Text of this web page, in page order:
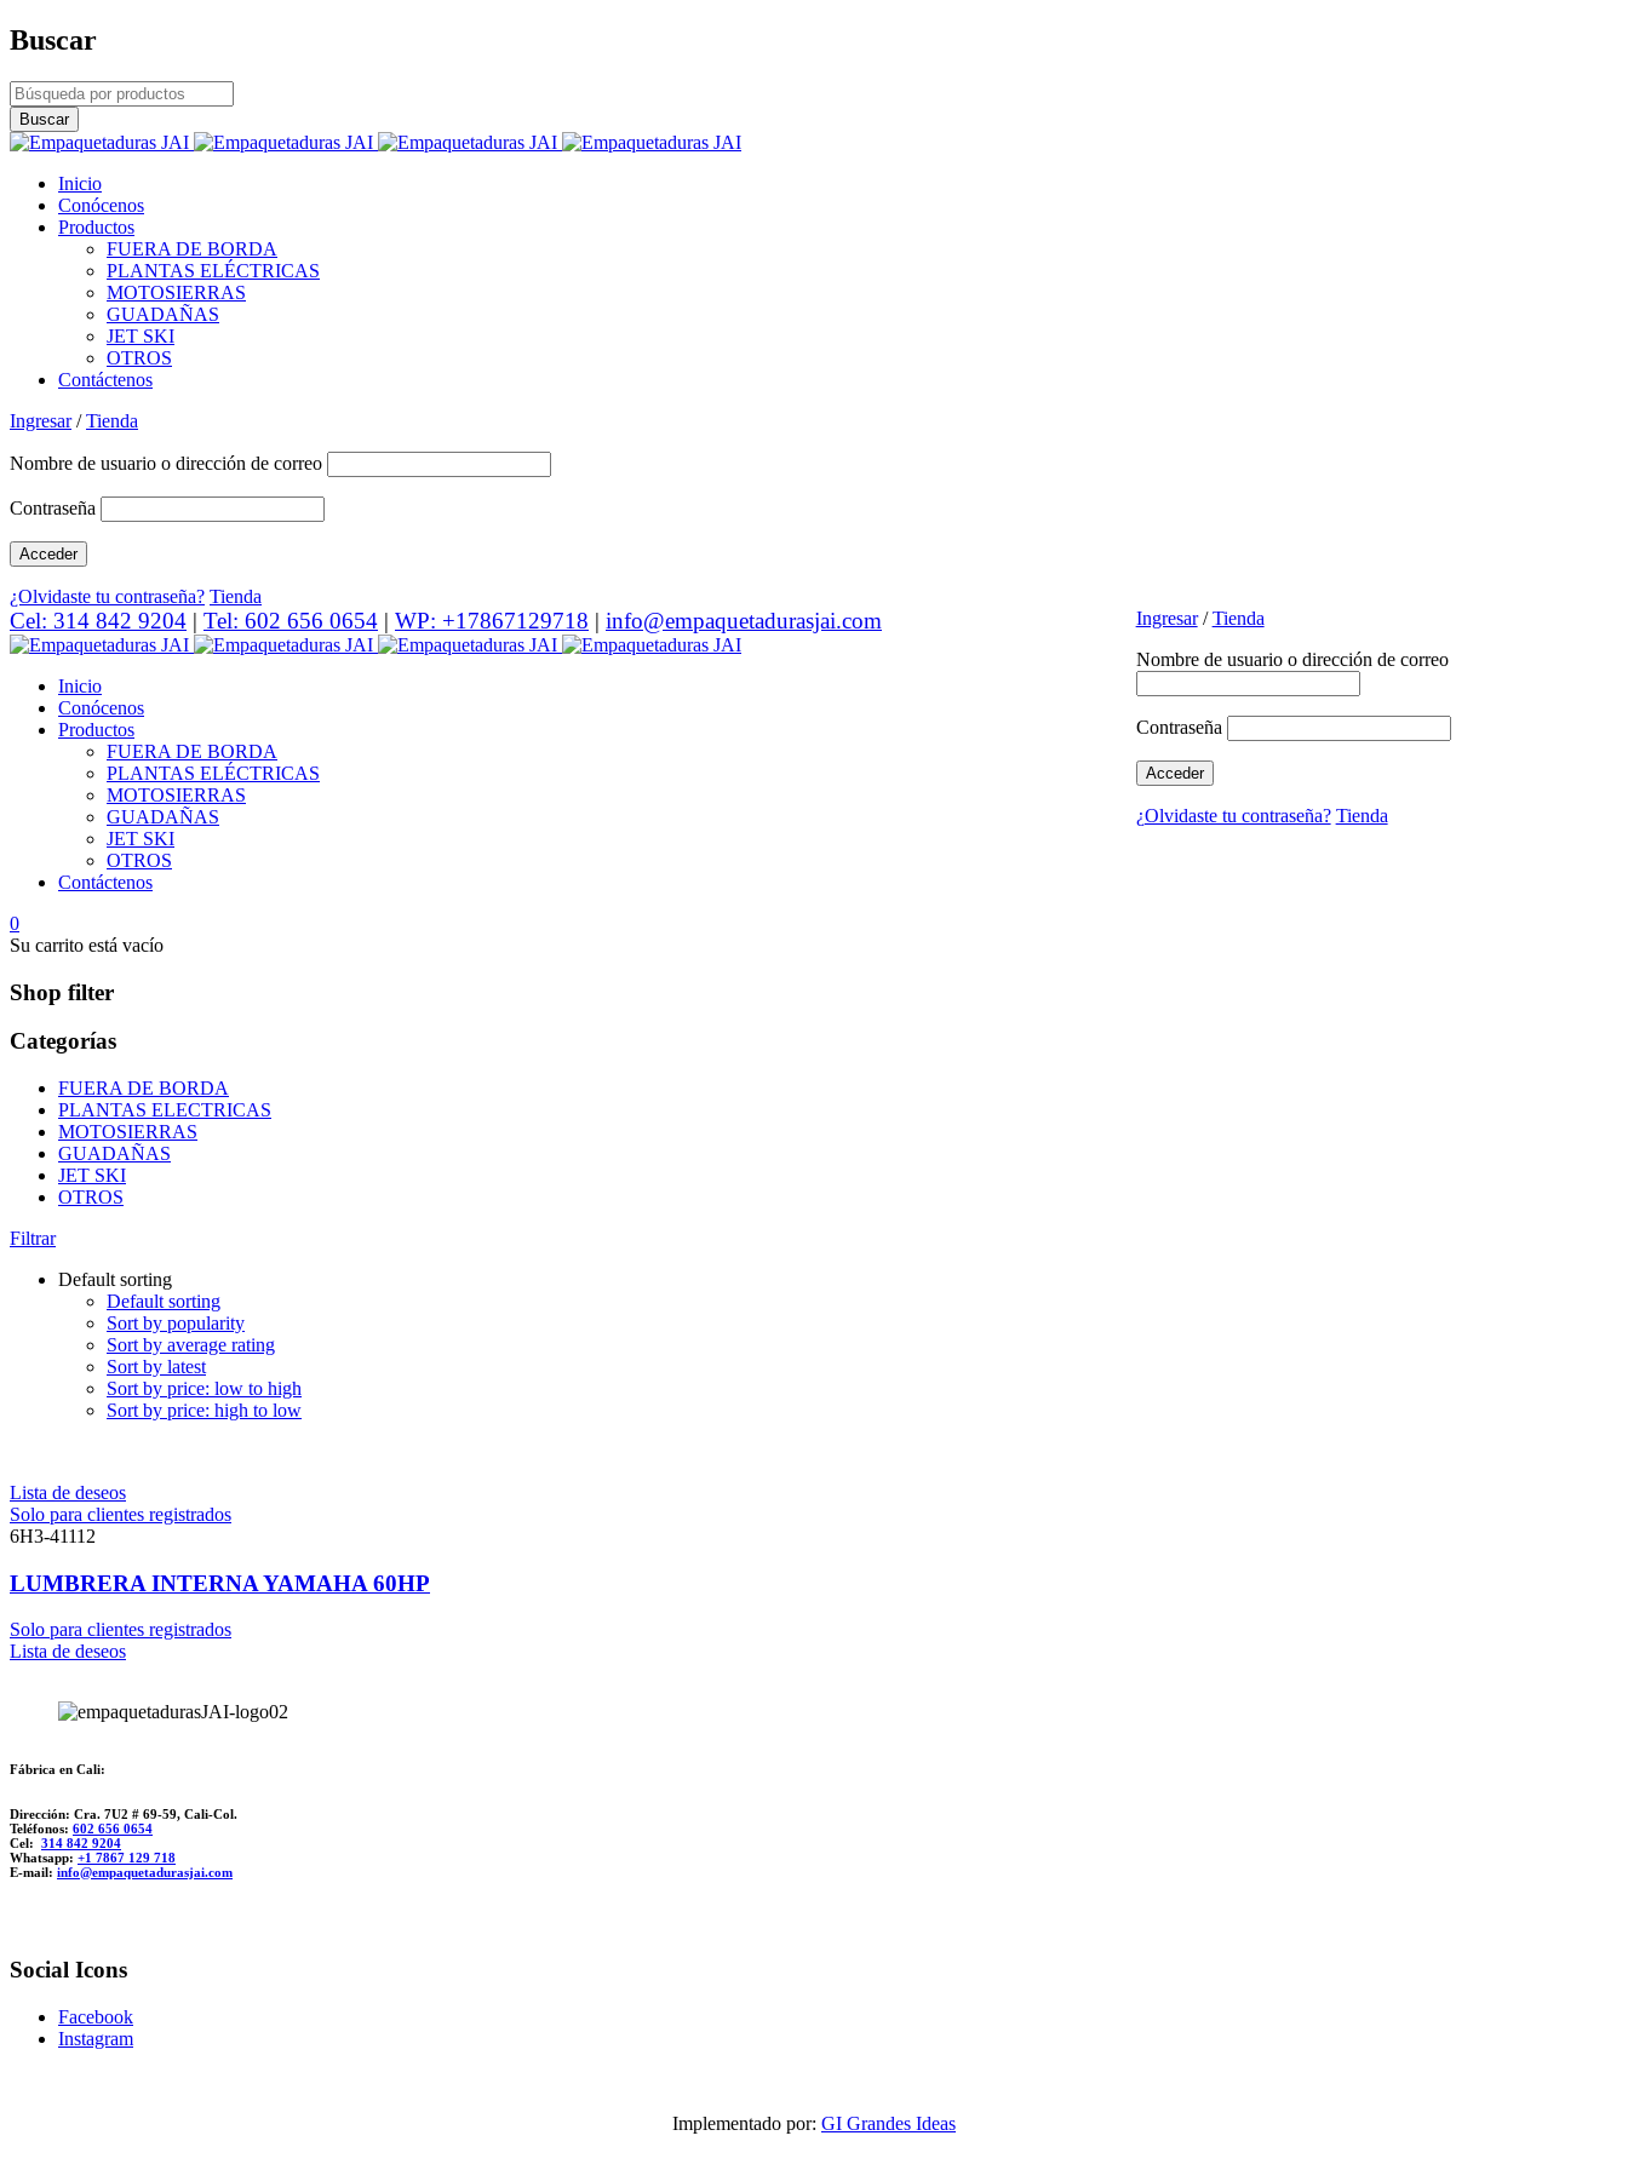
Buscar
Inicio
Conócenos
Productos
FUERA DE BORDA
PLANTAS ELÉCTRICAS
MOTOSIERRAS
GUADAÑAS
JET SKI
OTROS
Contáctenos
Ingresar/Tienda
Nombre de usuario o dirección de correo
Contraseña
¿Olvidaste tu contraseña? Tienda
Cel: 314 842 9204 | Tel: 602 656 0654 | WP: +17867129718 | info@empaquetadurasjai.com Ingresar/Tienda
Nombre de usuario o dirección de correo
Contraseña
¿Olvidaste tu contraseña? Tienda
Inicio
Conócenos
Productos
FUERA DE BORDA
PLANTAS ELÉCTRICAS
MOTOSIERRAS
GUADAÑAS
JET SKI
OTROS
Contáctenos
0
Su carrito está vacío
Shop filter
Categorías
FUERA DE BORDA
PLANTAS ELECTRICAS
MOTOSIERRAS
GUADAÑAS
JET SKI
OTROS
Filtrar
Default sorting
Default sorting
Sort by popularity
Sort by average rating
Sort by latest
Sort by price: low to high
Sort by price: high to low
Lista de deseos
Solo para clientes registrados
6H3-41112
LUMBRERA INTERNA YAMAHA 60HP
Solo para clientes registrados
Lista de deseos
Fábrica en Cali:
Dirección: Cra. 7U2 # 69-59, Cali-Col.
Teléfonos: 602 656 0654
Cel: 314 842 9204
Whatsapp: +1 7867 129 718
E-mail: info@empaquetadurasjai.com
Social Icons
Facebook
Instagram
Implementado por: GI Grandes Ideas